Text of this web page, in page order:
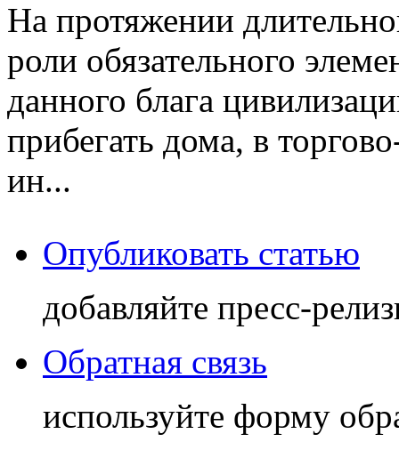
На протяжении
роли обязательного
данного блага
прибегать дома, в
ин...
Опубликовать статью
добавляйте пресс-
Обратная связь
используйте форму